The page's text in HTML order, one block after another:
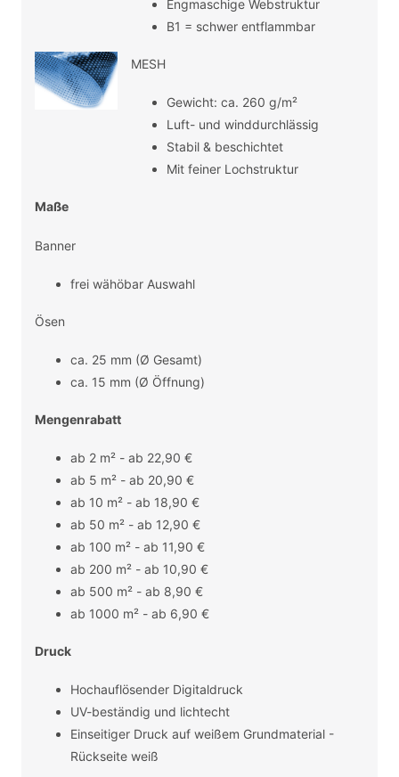
Engmaschige Webstruktur
B1 = schwer entflammbar
MESH
Gewicht: ca. 260 g/m²
Luft- und winddurchlässig
Stabil & beschichtet
Mit feiner Lochstruktur
Maße
Banner
frei wähöbar Auswahl
Ösen
ca. 25 mm (Ø Gesamt)
ca. 15 mm (Ø Öffnung)
Mengenrabatt
ab 2 m² - ab 22,90 €
ab 5 m² - ab 20,90 €
ab 10 m² - ab 18,90 €
ab 50 m² - ab 12,90 €
ab 100 m² - ab 11,90 €
ab 200 m² - ab 10,90 €
ab 500 m² - ab 8,90 €
ab 1000 m² - ab 6,90 €
Druck
Hochauflösender Digitaldruck
UV-beständig und lichtecht
Einseitiger Druck auf weißem Grundmaterial -
Rückseite weiß